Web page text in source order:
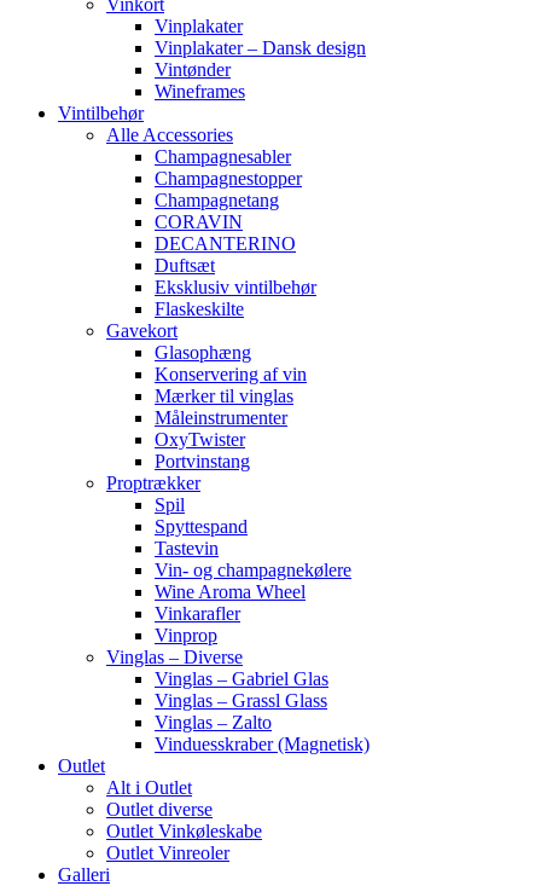
Vinplakater
Vinplakater – Dansk design
Vintønder
Wineframes
Vintilbehør
Alle Accessories
Champagnesabler
Champagnestopper
Champagnetang
CORAVIN
DECANTERINO
Duftsæt
Eksklusiv vintilbehør
Flaskeskilte
Gavekort
Glasophæng
Konservering af vin
Mærker til vinglas
Måleinstrumenter
OxyTwister
Portvinstang
Proptrækker
Spil
Spyttespand
Tastevin
Vin- og champagnekølere
Wine Aroma Wheel
Vinkarafler
Vinprop
Vinglas – Diverse
Vinglas – Gabriel Glas
Vinglas – Grassl Glass
Vinglas – Zalto
Vinduesskraber (Magnetisk)
Outlet
Alt i Outlet
Outlet diverse
Outlet Vinkøleskabe
Outlet Vinreoler
Galleri